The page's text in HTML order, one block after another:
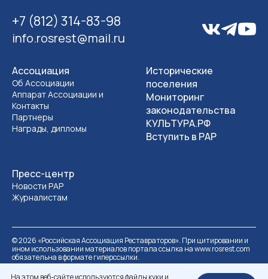
На этом веб-сайте используются файлы куки и
+7 (812) 314-83-98
info.rosrest@mail.ru
Ассоциация
Об Ассоциации
Аппарат Ассоциации и
Контакты
Партнеры
Награды, дипломы
Пресс-центр
Новости РАР
Журналистам
Исторические
поселения
Мониторинг
законодательства
КУЛЬТУРА.РФ
Вступить в РАР
©2026 «Российская Ассоциация Реставраторов». При цитировании и
ином использовании материалов портала ссылка на www.rosrest.com
обязательна в формате гиперссылки.
Политика обработки персональных данных
Разработка сайта